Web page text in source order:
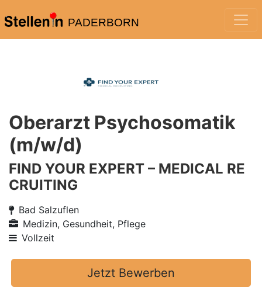
PADERBORN
Oberarzt Psychosomatik
(m/w/d)
FIND YOUR EXPERT – MEDICAL RE
CRUITING
Bad Salzuflen
Medizin, Gesundheit, Pflege
Vollzeit
Jetzt Bewerben